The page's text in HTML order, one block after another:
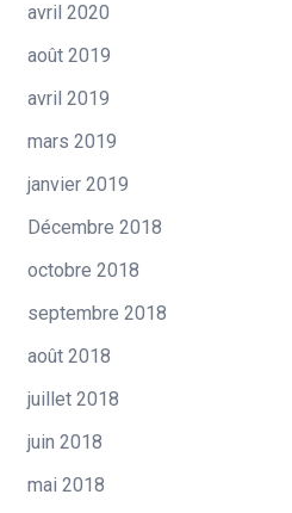
avril 2020
août 2019
avril 2019
mars 2019
janvier 2019
Décembre 2018
octobre 2018
septembre 2018
août 2018
juillet 2018
juin 2018
mai 2018